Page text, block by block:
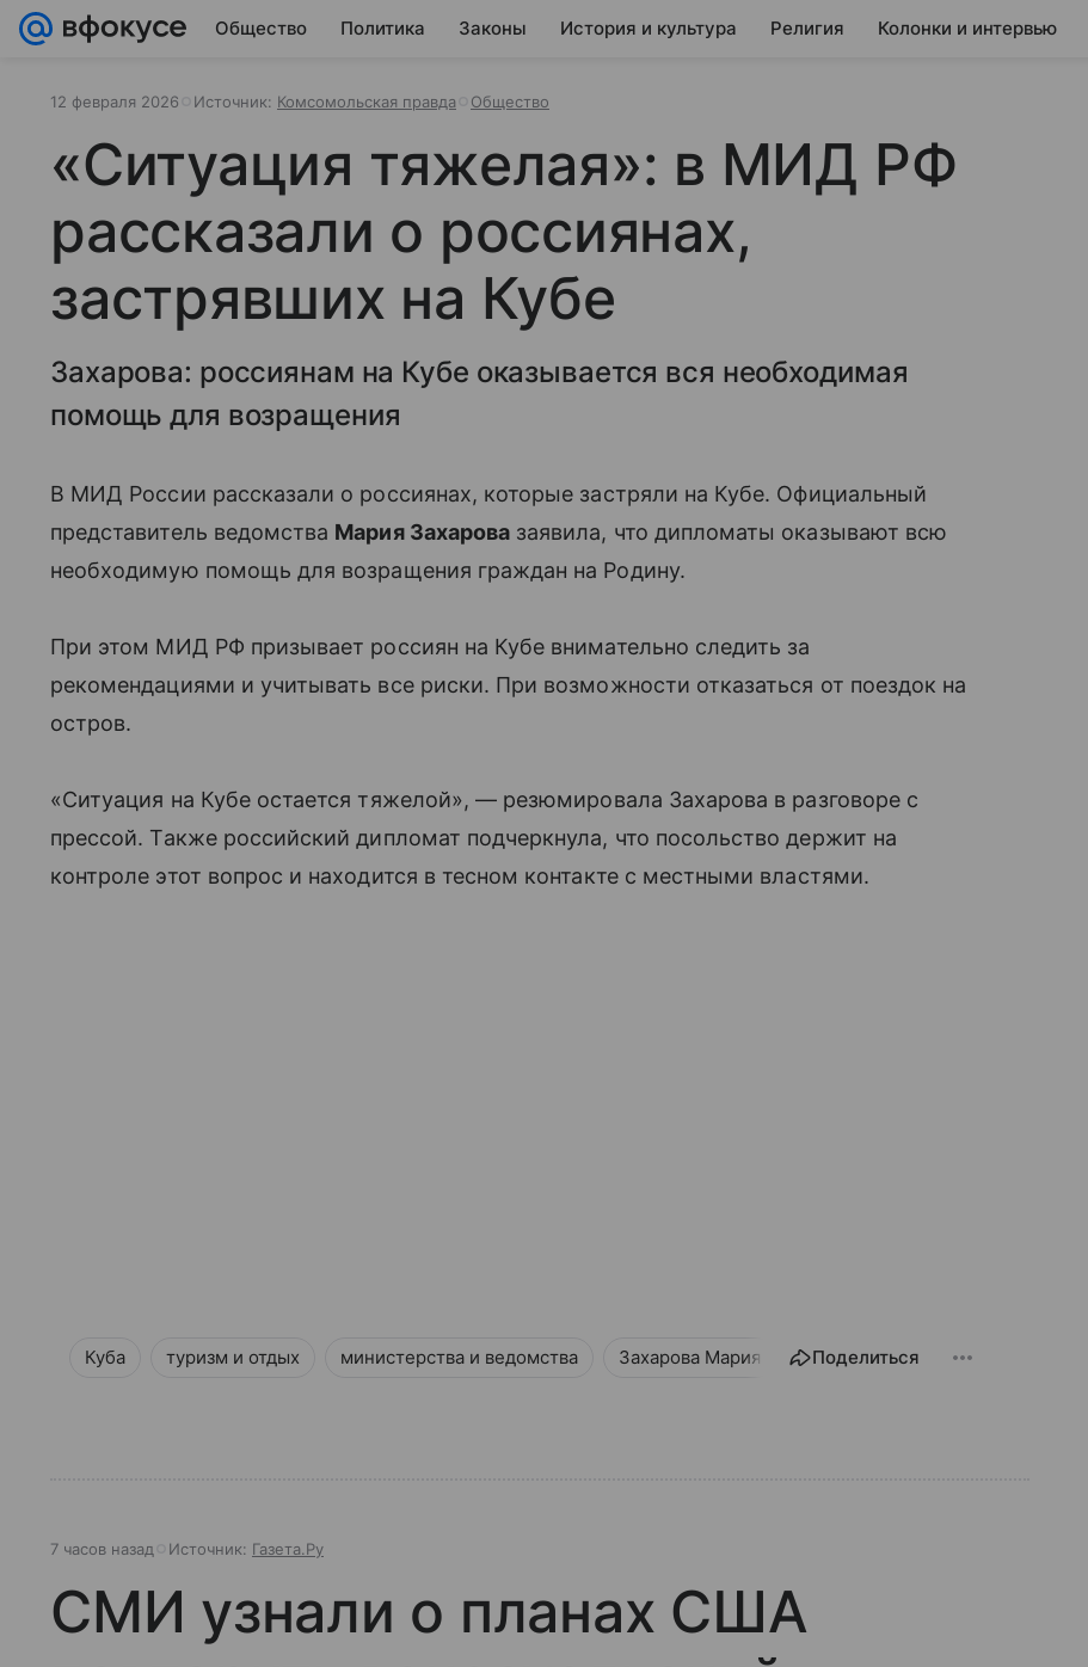
Общество Политика Законы История и культура Религия Колонки и интервью
12 февраля 2026 Источник: Комсомольская правда Общество
«Ситуация тяжелая»: в МИД РФ
рассказали о россиянах,
застрявших на Кубе
Захарова: россиянам на Кубе оказывается вся необходимая
помощь для возращения
В МИД России рассказали о россиянах, которые застряли на Кубе. Официальный
представитель ведомства Мария Захарова заявила, что дипломаты оказывают всю
необходимую помощь для возращения граждан на Родину.
При этом МИД РФ призывает россиян на Кубе внимательно следить за
рекомендациями и учитывать все риски. При возможности отказаться от поездок на
остров.
«Ситуация на Кубе остается тяжелой», — резюмировала Захарова в разговоре с
прессой. Также российский дипломат подчеркнула, что посольство держит на
контроле этот вопрос и находится в тесном контакте с местными властями.
Куба туризм и отдых министерства и ведомства Захарова Мария Туризм Новости
Поделиться
7 часов назад Источник: Газета.Ру
СМИ узнали о планах США